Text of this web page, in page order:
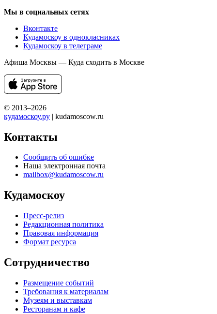
Мы в социальных сетях
Вконтакте
Кудамоскоу в однокласниках
Кудамоскоу в телеграме
Афиша Москвы — Куда сходить в Москве
© 2013–2026
кудамоскоу.ру | kudamoscow.ru
Контакты
Сообщить об ошибке
Наша электронная почта
mailbox@kudamoscow.ru
Кудамоскоу
Пресс-релиз
Редакционная политика
Правовая информация
Формат ресурса
Сотрудничество
Размещение событий
Требования к материалам
Музеям и выставкам
Ресторанам и кафе